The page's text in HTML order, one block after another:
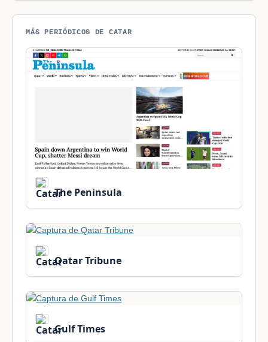
MÁS PERIÓDICOS DE CATAR
The Peninsula
Qatar Tribune
Gulf Times